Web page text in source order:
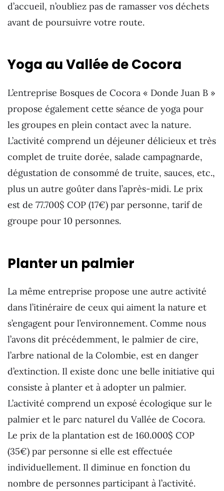
d’accueil, n’oubliez pas de ramasser vos déchets
avant de poursuivre votre route.
Yoga au Vallée de Cocora
L’entreprise Bosques de Cocora « Donde Juan B »
propose également cette séance de yoga pour
les groupes en plein contact avec la nature.
L’activité comprend un déjeuner délicieux et très
complet de truite dorée, salade campagnarde,
dégustation de consommé de truite, sauces, etc.,
plus un autre goûter dans l’après-midi. Le prix
est de 77.700$ COP (17€) par personne, tarif de
groupe pour 10 personnes.
Planter un palmier
La même entreprise propose une autre activité
dans l’itinéraire de ceux qui aiment la nature et
s’engagent pour l’environnement. Comme nous
l’avons dit précédemment, le palmier de cire,
l’arbre national de la Colombie, est en danger
d’extinction. Il existe donc une belle initiative qui
consiste à planter et à adopter un palmier.
L’activité comprend un exposé écologique sur le
palmier et le parc naturel du Vallée de Cocora.
Le prix de la plantation est de 160.000$ COP
(35€) par personne si elle est effectuée
individuellement. Il diminue en fonction du
nombre de personnes participant à l’activité.